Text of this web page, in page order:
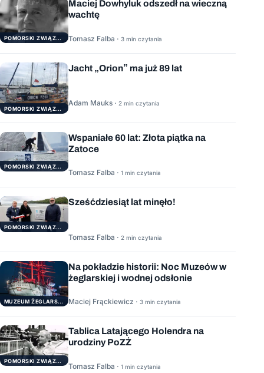
POMORSKI ZWIĄZEK ŻEGLARSKI
Maciej Dowhyluk odszedł na wieczną
wachtę
Tomasz Falba · 3 min czytania
POMORSKI ZWIĄZEK ŻEGLARSKI
Jacht „Orion” ma już 89 lat
Adam Mauks · 2 min czytania
POMORSKI ZWIĄZEK ŻEGLARSKI
Wspaniałe 60 lat: Złota piątka na
Zatoce
Tomasz Falba · 1 min czytania
POMORSKI ZWIĄZEK ŻEGLARSKI
Sześćdziesiąt lat minęło!
Tomasz Falba · 2 min czytania
MUZEUM ŻEGLARSTWA POMORSKIEGO
Na pokładzie historii: Noc Muzeów w
żeglarskiej i wodnej odsłonie
Maciej Frąckiewicz · 3 min czytania
POMORSKI ZWIĄZEK ŻEGLARSKI
Tablica Latającego Holendra na
urodziny PoZŻ
Tomasz Falba · 1 min czytania